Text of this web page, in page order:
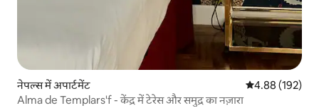
नेपल्स में अपार्टमेंट औसत रेटिंग 5 में से
4.88 (192)
Alma de Templars'f - केंद्र में टेरेस और समुद्र का नज़ारा